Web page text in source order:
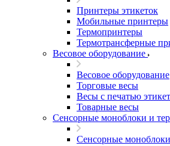
Принтеры этикеток
Мобильные принтеры
Термопринтеры
Термотрансферные
Весовое оборудование
Весовое оборудование
Торговые весы
Весы с печатью
Товарные весы
Сенсорные моноблоки и
Сенсорные